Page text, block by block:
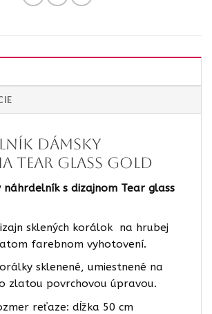
dámsky
Tear glass gold
náhrdelník s dizajnom Tear glass
sklených korálok na hrubej
farebnom vyhotovení.
sklenené, umiestnené na
zlatou povrchovou úpravou.
reťaze: dĺžka 50 cm